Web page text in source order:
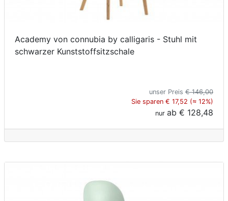
Academy von connubia by calligaris - Stuhl mit
schwarzer Kunststoffsitzschale
unser Preis € 146,00
Sie sparen € 17,52 (≈ 12%)
nur ab € 128,48